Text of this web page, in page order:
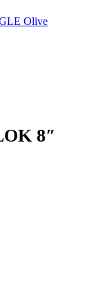
Olive
8″